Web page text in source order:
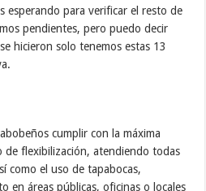
esperando para verificar el resto de
pendientes, pero puedo decir
hicieron solo tenemos estas 13
cumplir con la máxima
de flexibilización, atendiendo todas
como el uso de tapabocas,
en áreas públicas, oficinas o locales